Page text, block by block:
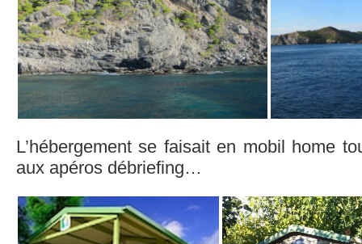
L’hébergement se faisait en mobil home
aux apéros débriefing…